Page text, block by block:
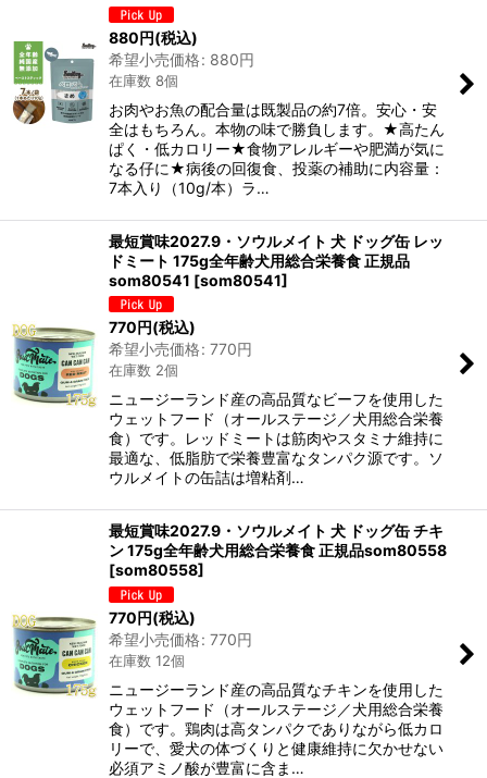
880円(税込)
希望小売価格: 880円
在庫数 8個
お肉やお魚の配合量は既製品の約7倍。安心・安
全はもちろん。本物の味で勝負します。★高たん
ぱく・低カロリー★食物アレルギーや肥満が気に
なる仔に★病後の回復食、投薬の補助に内容量：
7本入り（10g/本）ラ…
最短賞味2027.9・ソウルメイト 犬 ドッグ缶 レッ
ドミート 175g全年齢犬用総合栄養食 正規品
som80541 [som80541]
770円(税込)
希望小売価格: 770円
在庫数 2個
ニュージーランド産の高品質なビーフを使用した
ウェットフード（オールステージ／犬用総合栄養
食）です。レッドミートは筋肉やスタミナ維持に
最適な、低脂肪で栄養豊富なタンパク源です。ソ
ウルメイトの缶詰は増粘剤…
最短賞味2027.9・ソウルメイト 犬 ドッグ缶 チキ
ン 175g全年齢犬用総合栄養食 正規品som80558
[som80558]
770円(税込)
希望小売価格: 770円
在庫数 12個
ニュージーランド産の高品質なチキンを使用した
ウェットフード（オールステージ／犬用総合栄養
食）です。鶏肉は高タンパクでありながら低カロ
リーで、愛犬の体づくりと健康維持に欠かせない
必須アミノ酸が豊富に含ま…